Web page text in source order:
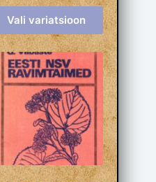
Vali variatsioon